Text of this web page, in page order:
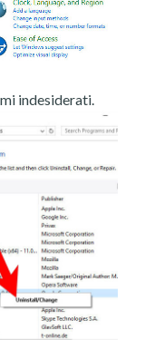
indesiderati.